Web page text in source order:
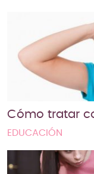
Cómo tratar
EDUCACIÓN